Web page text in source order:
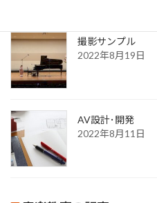
撮影サンプル
2022年8月19日
AV設計･開発
2022年8月11日